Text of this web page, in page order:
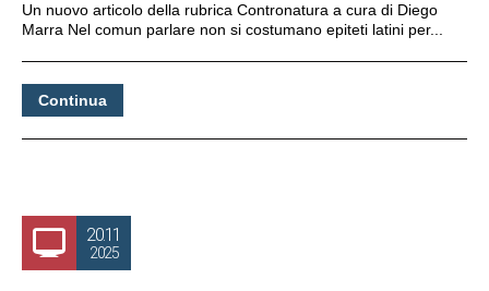
Un nuovo articolo della rubrica Contronatura a cura di Diego
Marra Nel comun parlare non si costumano epiteti latini per...
Continua
20.11
2025